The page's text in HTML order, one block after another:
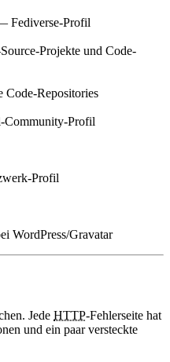
Fediverse-Profil
Projekte und Code-
Repositories
Profil
Profil
WordPress/Gravatar
Jede HTTP-Fehlerseite hat
und ein paar versteckte